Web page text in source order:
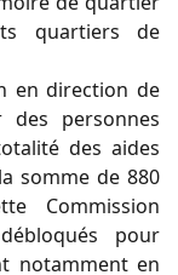
quartiers de
en direction de
personnes
des aides
somme de 880
Commission
pour
notamment en